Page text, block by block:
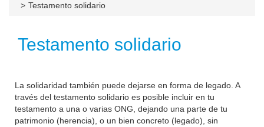
Testamento solidario
Testamento solidario
La solidaridad también puede dejarse en forma de legado. A
través del testamento solidario es posible incluir en tu
testamento a una o varias ONG, dejando una parte de tu
patrimonio (herencia), o un bien concreto (legado), sin